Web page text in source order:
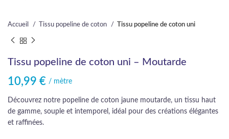
Accueil Tissu popeline de coton Tissu popeline de coton uni
Tissu popeline de coton uni – Moutarde
10,99 € / mètre
Découvrez notre popeline de coton jaune moutarde, un tissu haut
de gamme, souple et intemporel, idéal pour des créations élégantes
et raffinées.